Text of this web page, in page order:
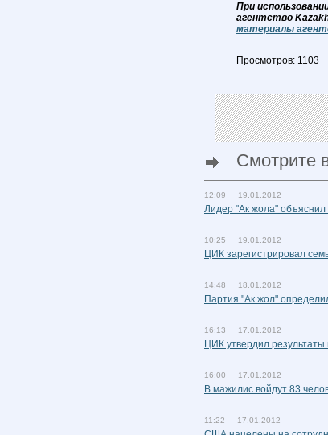
При
агентство
материалы
Просмотров: 1103
Смотрите
12:09 19.01.2012
Лидер "Ак жола"
10:25 19.01.2012
ЦИК зарегистрировал
14:48 18.01.2012
Партия "Ак жол"
16:13 17.01.2012
ЦИК утвердил
16:00 17.01.2012
В мажилис войдут 83
11:22 17.01.2012